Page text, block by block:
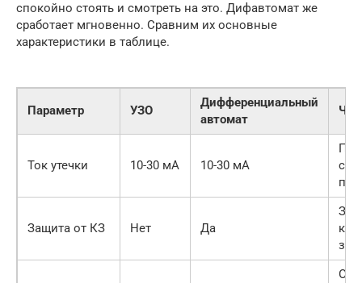
спокойно стоять и смотреть на это. Дифавтомат же
сработает мгновенно. Сравним их основные
характеристики в таблице.
Параметр УЗО
Дифференциальный
автомат
Что
Ток утечки 10-30 мА 10-30 мА
при
Защита от КЗ Нет Да